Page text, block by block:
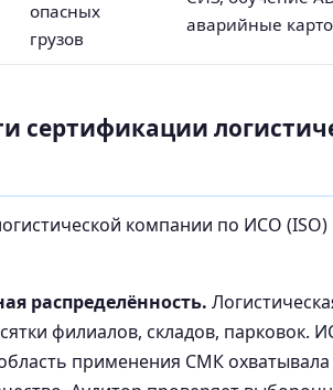
опасных
грузов
аварийные
сертификации
компании по ИСО (ISO)
распределённость.
филиалов, складов, парковок.
применения СМК